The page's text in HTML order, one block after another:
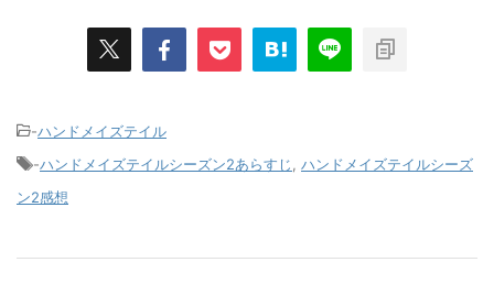
-ハンドメイズテイル
-ハンドメイズテイルシーズン2あらすじ
ハンドメイズテイルシーズ
ン2感想